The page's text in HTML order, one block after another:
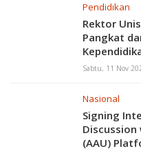
Pendidikan
Rektor
Pangkat
2023
Sabtu, 11 Nov
Nasional
Signing
(AAU)